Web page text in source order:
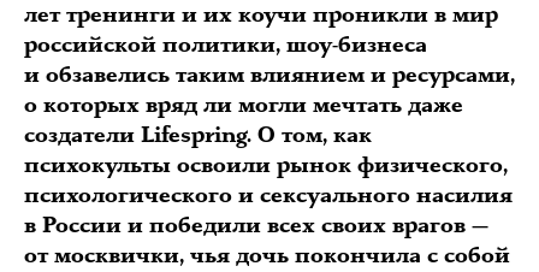
лет тренинги и их коучи проникли в мир
российской политики, шоу-бизнеса
и обзавелись таким влиянием и ресурсами,
о которых вряд ли могли мечтать даже
создатели Lifespring. О том, как
психокульты освоили рынок физического,
психологического и сексуального насилия
в России и победили всех своих врагов —
от москвички, чья дочь покончила с собой